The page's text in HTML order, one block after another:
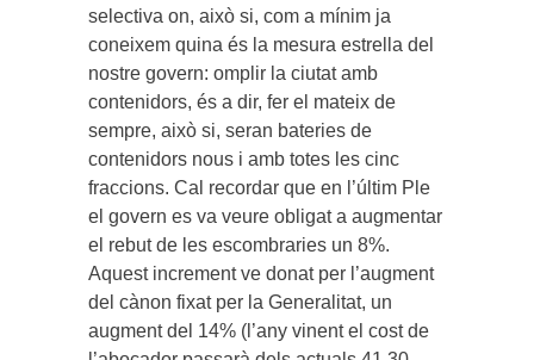
selectiva on, això si, com a mínim ja
coneixem quina és la mesura estrella del
nostre govern: omplir la ciutat amb
contenidors, és a dir, fer el mateix de
sempre, això si, seran bateries de
contenidors nous i amb totes les cinc
fraccions. Cal recordar que en l’últim Ple
el govern es va veure obligat a augmentar
el rebut de les escombraries un 8%.
Aquest increment ve donat per l’augment
del cànon fixat per la Generalitat, un
augment del 14% (l’any vinent el cost de